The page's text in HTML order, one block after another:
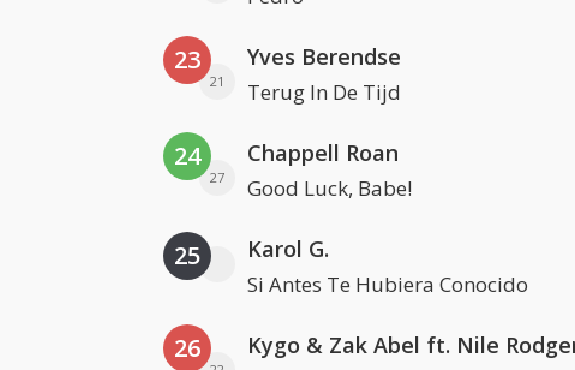
23
21
Yves Berendse
Terug In De Tijd
24
27
Chappell Roan
Good Luck, Babe!
25 Karol G.
Si Antes Te Hubiera Conocido
26 Kygo & Zak Abel ft. Nile